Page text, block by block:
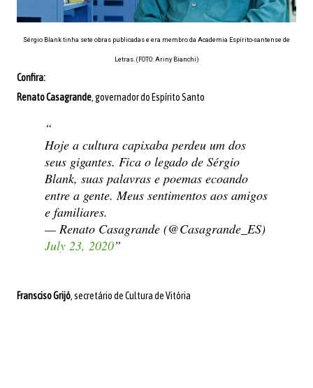
Sérgio Blank tinha sete obras publicadas e era membro da Academia Espírito-santense de
Letras. (FOTO: Ariny Bianchi)
Confira:
Renato Casagrande, governador do Espírito Santo
Hoje a cultura capixaba perdeu um dos
seus gigantes. Fica o legado de Sérgio
Blank, suas palavras e poemas ecoando
entre a gente. Meus sentimentos aos amigos
e familiares.
— Renato Casagrande (@Casagrande_ES)
July 23, 2020
Fransciso Grijó, secretário de Cultura de Vitória